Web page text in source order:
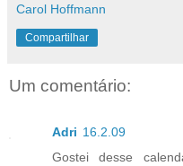
Carol Hoffmann
Compartilhar
Um comentário:
Adri 16.2.09
Gostei desse